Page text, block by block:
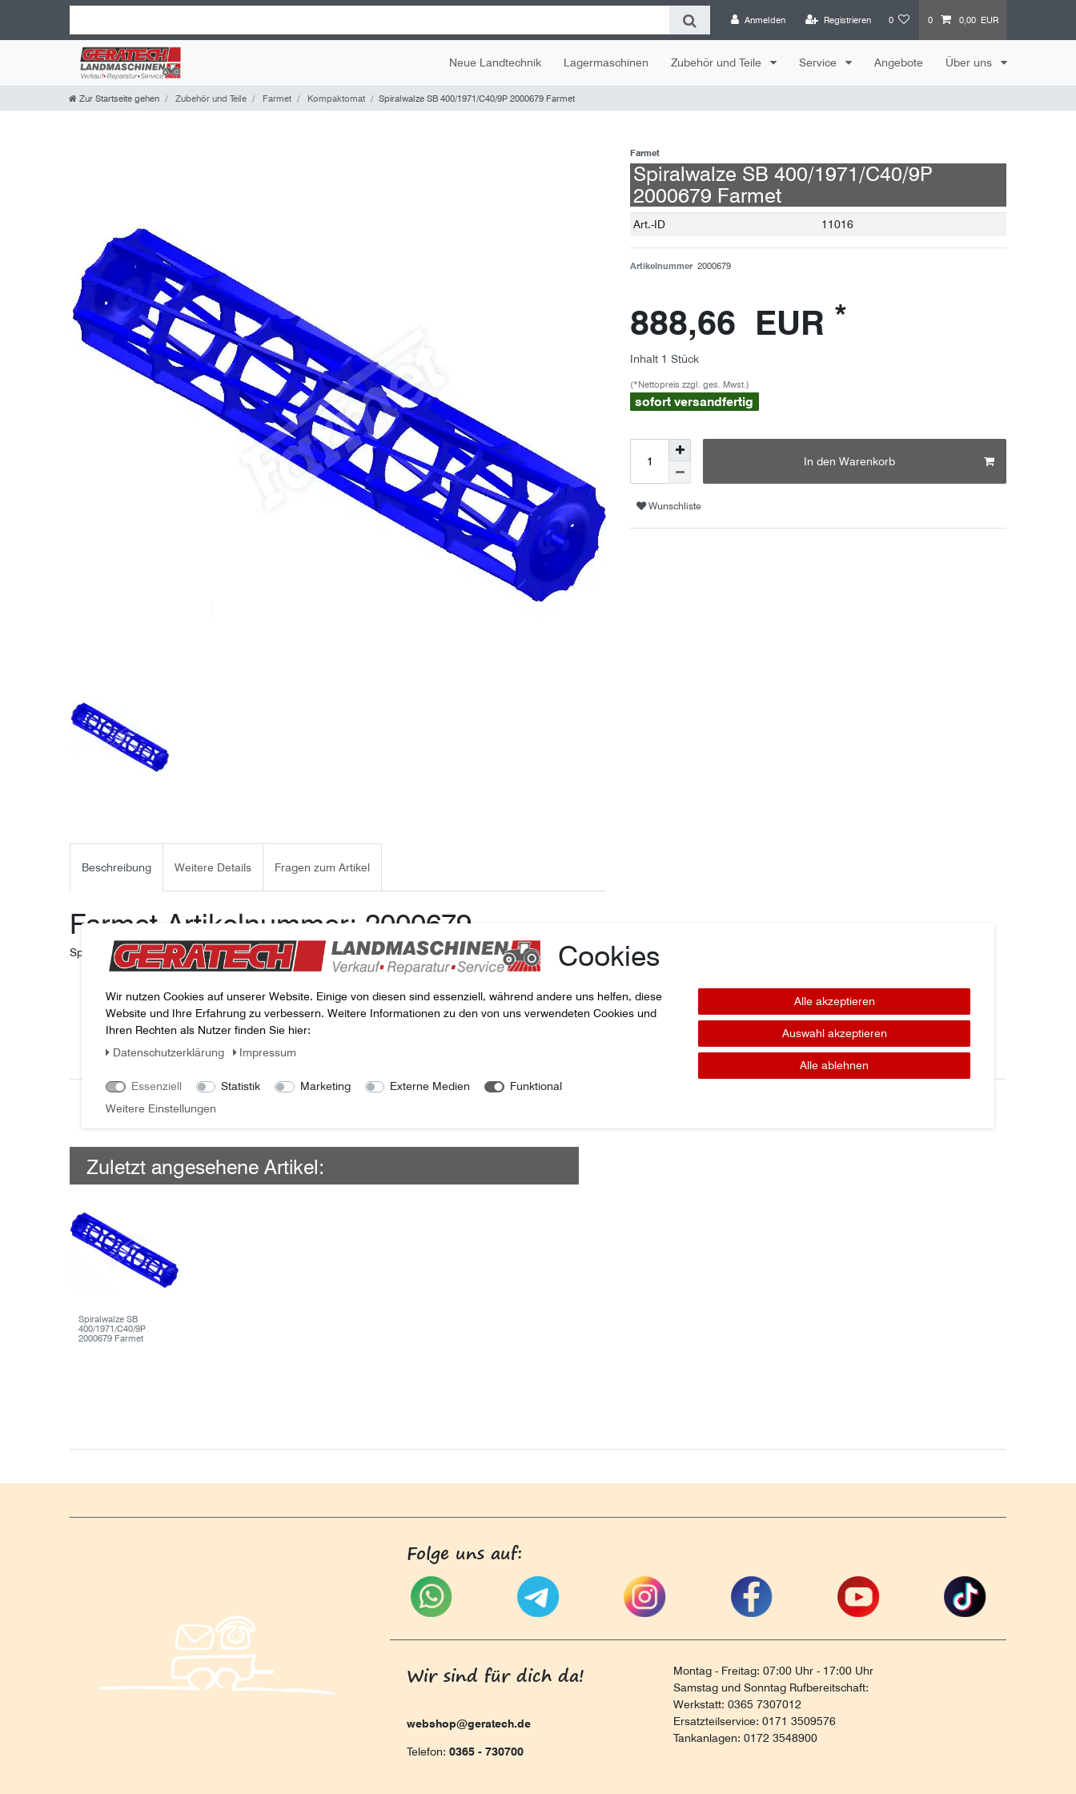
Anmelden Registrieren 0 0 0,00 EUR
Neue Landtechnik Lagermaschinen Zubehör und Teile Service Angebote Über uns
Zur Startseite gehen Zubehör und Teile Farmet Kompaktomat Spiralwalze SB 400/1971/C40/9P 2000679 Farmet
Farmet
Spiralwalze SB 400/1971/C40/9P
2000679 Farmet
Technisches
Wert
Art.-ID 11016
Artikelnummer 2000679
888,66 EUR *
Inhalt 1 Stück
(*Nettopreis zzgl. ges. Mwst.)
sofort versandfertig
In den Warenkorb
Wunschliste
Beschreibung Weitere Details Fragen zum Artikel
Farmet-Artikelnummer: 2000679
Spiralwalze SB 400/1971/C40/9P 2000679, FARMET KOMPAKTOMAT
Zuletzt angesehene Artikel:
Spiralwalze SB
400/1971/C40/9P
2000679 Farmet
Folge uns auf:
Wir sind für dich da!
webshop@geratech.de
Telefon: 0365 - 730700
Montag - Freitag: 07:00 Uhr - 17:00 Uhr
Samstag und Sonntag Rufbereitschaft:
Werkstatt: 0365 7307012
Ersatzteilservice: 0171 3509576
Tankanlagen: 0172 3548900
Cookies
Wir nutzen Cookies auf unserer Website. Einige von diesen sind essenziell, während andere uns helfen, diese
Website und Ihre Erfahrung zu verbessern. Weitere Informationen zu den von uns verwendeten Cookies und
Ihren Rechten als Nutzer finden Sie hier:
Daten­schutz­erklärung
Impressum
Essenziell Statistik Marketing Externe Medien
Funktional
Weitere Einstellungen
Alle akzeptieren
Auswahl akzeptieren
Alle ablehnen